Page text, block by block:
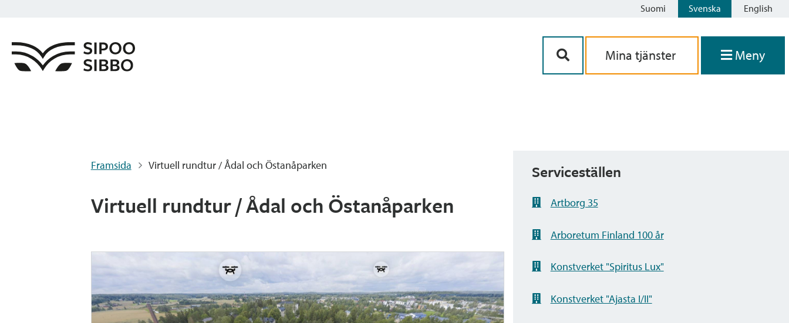
Suomi Svenska English
Mina tjänster Meny
Framsida Virtuell rundtur / Ådal och Östanåparken
Virtuell rundtur / Ådal och Östanåparken
Serviceställen
Artborg 35
Arboretum Finland 100 år
Konstverket "Spiritus Lux"
Konstverket "Ajasta I/II"